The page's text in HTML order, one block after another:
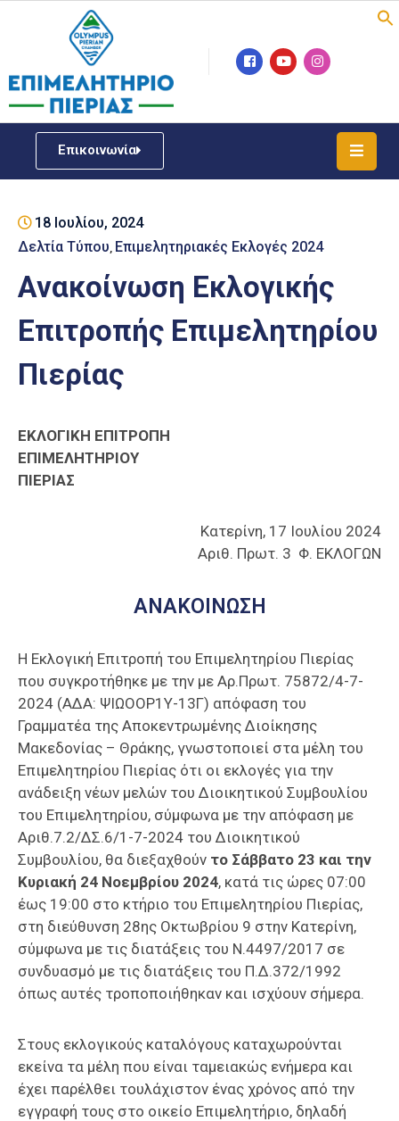
Επικοινωνία
Επιμελητήριο
Νέα
ΓΕΜΗ
Υποστήριξη
Έκθεση
Παραδοσιακών
Έκθεση
ΕΒΕΠ-
18 Ιουλίου, 2024
Δελτία Τύπου Επιμελητηριακές Εκλογές 2024
Ανακοίνωση Εκλογικής
Επιτροπής Επιμελητηρίου
Πιερίας
ΕΚΛΟΓΙΚΗ ΕΠΙΤΡΟΠΗ
ΕΠΙΜΕΛΗΤΗΡΙΟΥ
ΠΙΕΡΙΑΣ
Κατερίνη, 17 Ιουλίου 2024
Αριθ. Πρωτ. 3 Φ. ΕΚΛΟΓΩΝ
ΑΝΑΚΟΙΝΩΣΗ
Η Εκλογική Επιτροπή του Επιμελητηρίου Πιερίας
που συγκροτήθηκε με την με Αρ.Πρωτ. 75872/4-7-
2024 (ΑΔΑ: ΨΙΩΟΟΡ1Υ-13Γ) απόφαση του
Γραμματέα της Αποκεντρωμένης Διοίκησης
Μακεδονίας – Θράκης, γνωστοποιεί στα μέλη του
Επιμελητηρίου Πιερίας ότι οι εκλογές για την
ανάδειξη νέων μελών του Διοικητικού Συμβουλίου
του Επιμελητηρίου, σύμφωνα με την απόφαση με
Αριθ.7.2/ΔΣ.6/1-7-2024 του Διοικητικού
Συμβουλίου, θα διεξαχθούν το Σάββατο 23 και την
Κυριακή 24 Νοεμβρίου 2024, κατά τις ώρες 07:00
έως 19:00 στο κτήριο του Επιμελητηρίου Πιερίας,
στη διεύθυνση 28ης Οκτωβρίου 9 στην Κατερίνη,
σύμφωνα με τις διατάξεις του Ν.4497/2017 σε
συνδυασμό με τις διατάξεις του Π.Δ.372/1992
όπως αυτές τροποποιήθηκαν και ισχύουν σήμερα.
Στους εκλογικούς καταλόγους καταχωρούνται
εκείνα τα μέλη που είναι ταμειακώς ενήμερα και
έχει παρέλθει τουλάχιστον ένας χρόνος από την
εγγραφή τους στο οικείο Επιμελητήριο, δηλαδή